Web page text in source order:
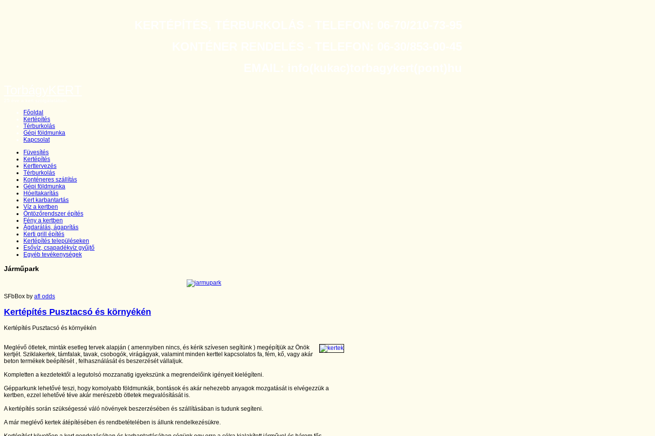
Főoldal
Kertépítés
Térburkolás
Gépi földmunka
Kapcsolat
Füvesítés
Kertépítés
Kerttervezés
Térburkolás
Konténeres szállítás
Gépi földmunka
Hóeltakarítás
Kert karbantartás
Víz a kertben
Öntözőrendszer építés
Fény a kertben
Ágdarálás, ágaprítás
Kerti grill építés
Kertépítés településeken
Esővíz, csapadékvíz gyűjtő
Egyéb tevékenységek
Járműpark
SFbBox by afl odds
Kertépítés Pusztacsó és környékén
Kertépítés Pusztacsó és környékén
Meglévő ötletek, minták esetleg tervek alapján ( amennyiben nincs, és kérik szívesen segítünk ) megépítjük az Önök
kertjét. Sziklakertek, támfalak, tavak, csobogók, virágágyak, valamint minden kerttel kapcsolatos fa, fém, kő, vagy akár
beton termékek beépítését , felhasználását és beszerzését vállaljuk.
Kompletten a kezdetektől a legutolsó mozzanatig igyekszünk a megrendelőink igényeit kielégíteni.
Gépparkunk lehetővé teszi, hogy komolyabb földmunkák, bontások és akár nehezebb anyagok mozgatását is elvégezzük a
kertben, ezzel lehetővé téve akár merészebb ötletek megvalósítását is.
A kertépítés során szükségessé váló növények beszerzésében és szállításában is tudunk segíteni.
A már meglévő kertek átépítésében és rendbetételében is állunk rendelkezésükre.